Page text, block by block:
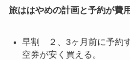
旅ははやめの計画と予約が費
早割 ２、3ヶ月前に予約
空券が安く買える。